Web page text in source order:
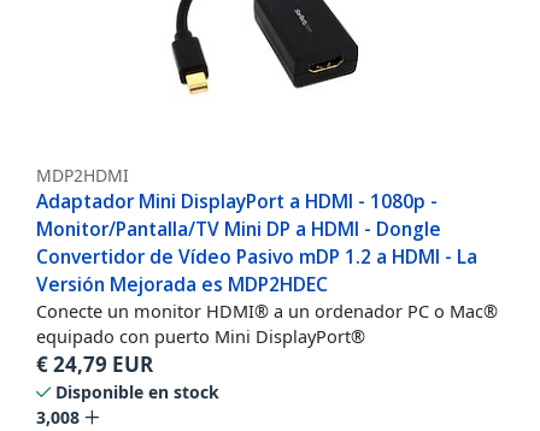
MDP2HDMI
Adaptador Mini DisplayPort a HDMI - 1080p -
Monitor/Pantalla/TV Mini DP a HDMI - Dongle
Convertidor de Vídeo Pasivo mDP 1.2 a HDMI - La
Versión Mejorada es MDP2HDEC
Conecte un monitor HDMI® a un ordenador PC o Mac®
equipado con puerto Mini DisplayPort®
€24,79 EUR
Disponible en stock
3,008